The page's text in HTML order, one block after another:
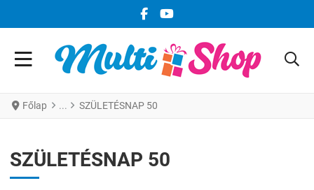
FACEBOOK KÖZÖSSÉGI LINK
YOUTUBE KÖZÖSSÉGI LINK
Főlap SZÜLETÉSNAP 50
SZÜLETÉSNAP 50